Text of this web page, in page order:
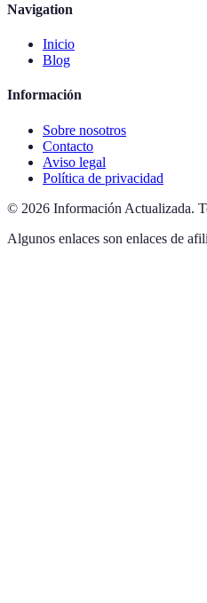
Navigation
Inicio
Blog
Información
Sobre nosotros
Contacto
Aviso legal
Política de privacidad
© 2026 Información Actualizada.
Algunos enlaces son enlaces de